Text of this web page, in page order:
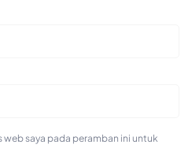
web saya pada peramban ini untuk